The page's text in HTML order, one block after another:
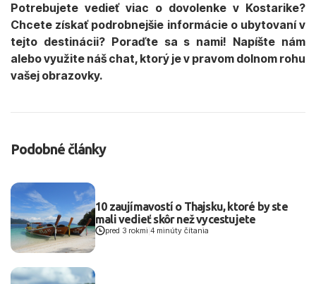
Potrebujete vedieť viac o dovolenke v Kostarike?
Chcete získať podrobnejšie informácie o ubytovaní v
tejto destinácii? Poraďte sa s nami! Napíšte nám
alebo využite náš chat, ktorý je v pravom dolnom rohu
vašej obrazovky.
Podobné články
10 zaujímavostí o Thajsku, ktoré by ste
mali vedieť skôr než vycestujete
pred 3 rokmi 4 minúty čítania